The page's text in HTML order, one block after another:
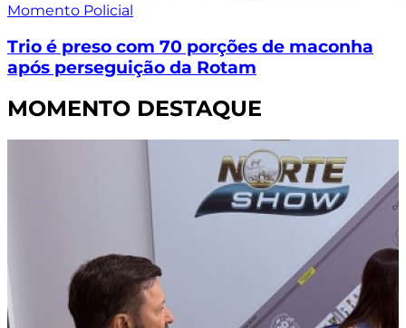
Momento Policial
Trio é preso com 70 porções de maconha
após perseguição da Rotam
MOMENTO DESTAQUE